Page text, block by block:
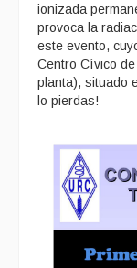
ionizada
provoca la
este evento,
Centro Cívico
planta), situado
lo pierdas!